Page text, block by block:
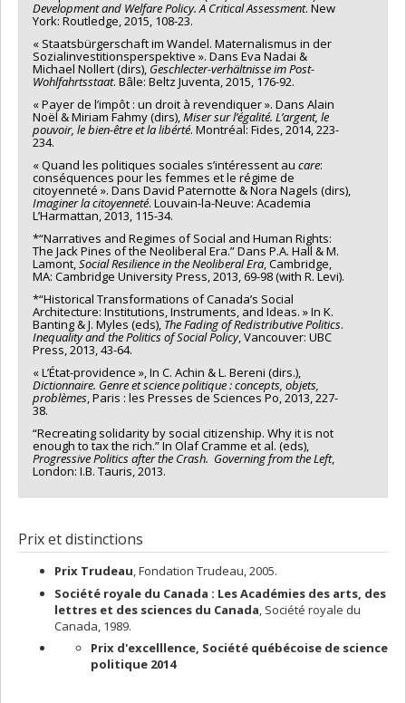
Development and Welfare Policy. A Critical Assessment. New
York: Routledge, 2015, 108-23.
« Staatsbürgerschaft im Wandel. Maternalismus in der
Sozialinvestitionsperspektive ». Dans Eva Nadai &
Michael Nollert (dirs), Geschlecter-verhältnisse im Post-
Wohlfahrtsstaat. Bâle: Beltz Juventa, 2015, 176-92.
« Payer de l’impôt : un droit à revendiquer ». Dans Alain
Noël & Miriam Fahmy (dirs),Miser sur l’égalité. L’argent, le
pouvoir, le bien-être et la libérté. Montréal: Fides, 2014, 223-
234.
« Quand les politiques sociales s’intéressent au care:
conséquences pour les femmes et le régime de
citoyenneté ». Dans David Paternotte & Nora Nagels (dirs),
Imaginer la citoyenneté. Louvain-la-Neuve: Academia
L’Harmattan, 2013, 115-34.
*“Narratives and Regimes of Social and Human Rights:
The Jack Pines of the Neoliberal Era.” Dans P.A. Hall & M.
Lamont,Social Resilience in the Neoliberal Era, Cambridge,
MA: Cambridge University Press, 2013, 69-98 (with R. Levi).
*“Historical Transformations of Canada’s Social
Architecture: Institutions, Instruments, and Ideas. » In K.
Banting & J. Myles (eds), The Fading of Redistributive Politics.
Inequality and the Politics of Social Policy, Vancouver: UBC
Press, 2013, 43-64.
« L’État-providence », In C. Achin & L. Bereni (dirs.),
Dictionnaire. Genre et science politique : concepts, objets,
problèmes, Paris : les Presses de Sciences Po, 2013, 227-
38.
“Recreating solidarity by social citizenship. Why it is not
enough to tax the rich.” In Olaf Cramme et al. (eds),
Progressive Politics after the Crash. Governing from the Left,
London: I.B. Tauris, 2013.
Prix et distinctions
Prix Trudeau, Fondation Trudeau, 2005.
Société royale du Canada : Les Académies des arts, des
lettres et des sciences du Canada , Société royale du
Canada, 1989.
Prix d'excelllence, Société québécoise de science
politique 2014